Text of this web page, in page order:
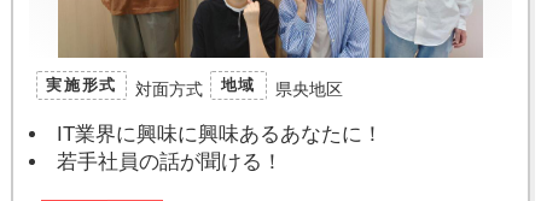
実施形式 対面方式 地域 県央地区
IT業界に興味に興味あるあなたに！
若手社員の話が聞ける！